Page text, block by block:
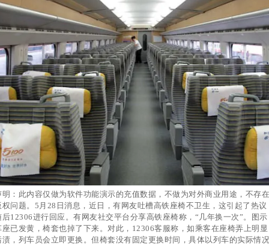
明：此内容仅做为软件功能演示的充值数据，不做为对外商业用途，不存在
权问题。5月28日消息，近日，有网友吐槽高铁座椅不卫生，这引起了热议
后12306进行回应。有网友社交平台分享高铁座椅称，“几年换一次”。图示
座已发黄，椅套也掉了下来。对此，12306客服称，如乘客在座椅弄上明显
渍，列车员会立即更换。但椅套没有固定更换时间，具体以列车的实际情况